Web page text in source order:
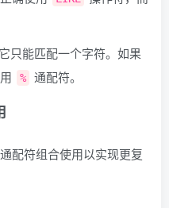
只能匹配一个字符。如果
% 通配符。
配符组合使用以实现更复